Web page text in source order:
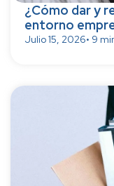
¿Cómo dar y
entorno
Julio 15, 2026• 9